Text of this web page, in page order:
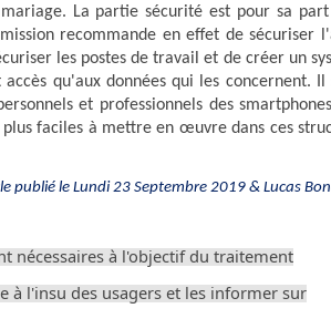
La partie sécurité est pour sa
recommande en effet de sécuriser
les postes de travail et de créer un
qu'aux données qui les concernent. Il
et professionnels des
faciles à mettre en œuvre dans ces
publié le Lundi 23 Septembre 2019 & Lucas
nécessaires à l'objectif du traitement
à l'insu des usagers et les informer sur